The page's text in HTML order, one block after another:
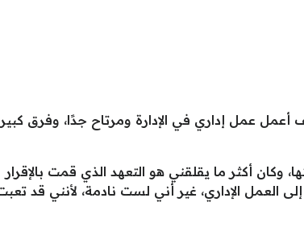
عمل إداري في الإدارة ومرتاح جدًا، وفرق كبير
وكان أكثر ما يقلقني هو التعهد الذي قمت بالإقرار
العمل الإداري، غير أني لست نادمة، لأنني قد